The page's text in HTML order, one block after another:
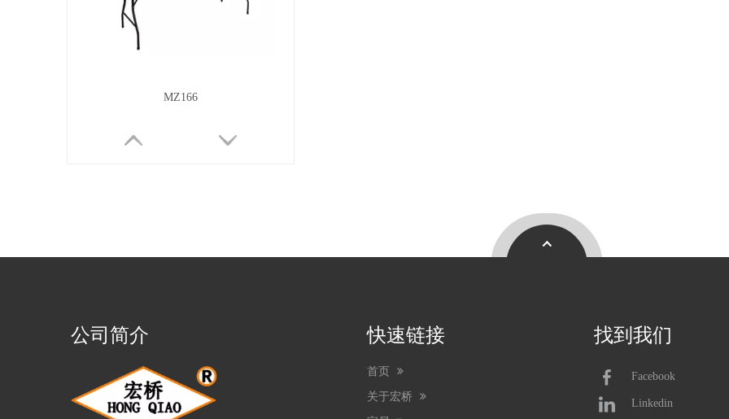
MZ166
公司简介 快速链接
首页
关于宏桥
找到我们
Facebook
Linkedin